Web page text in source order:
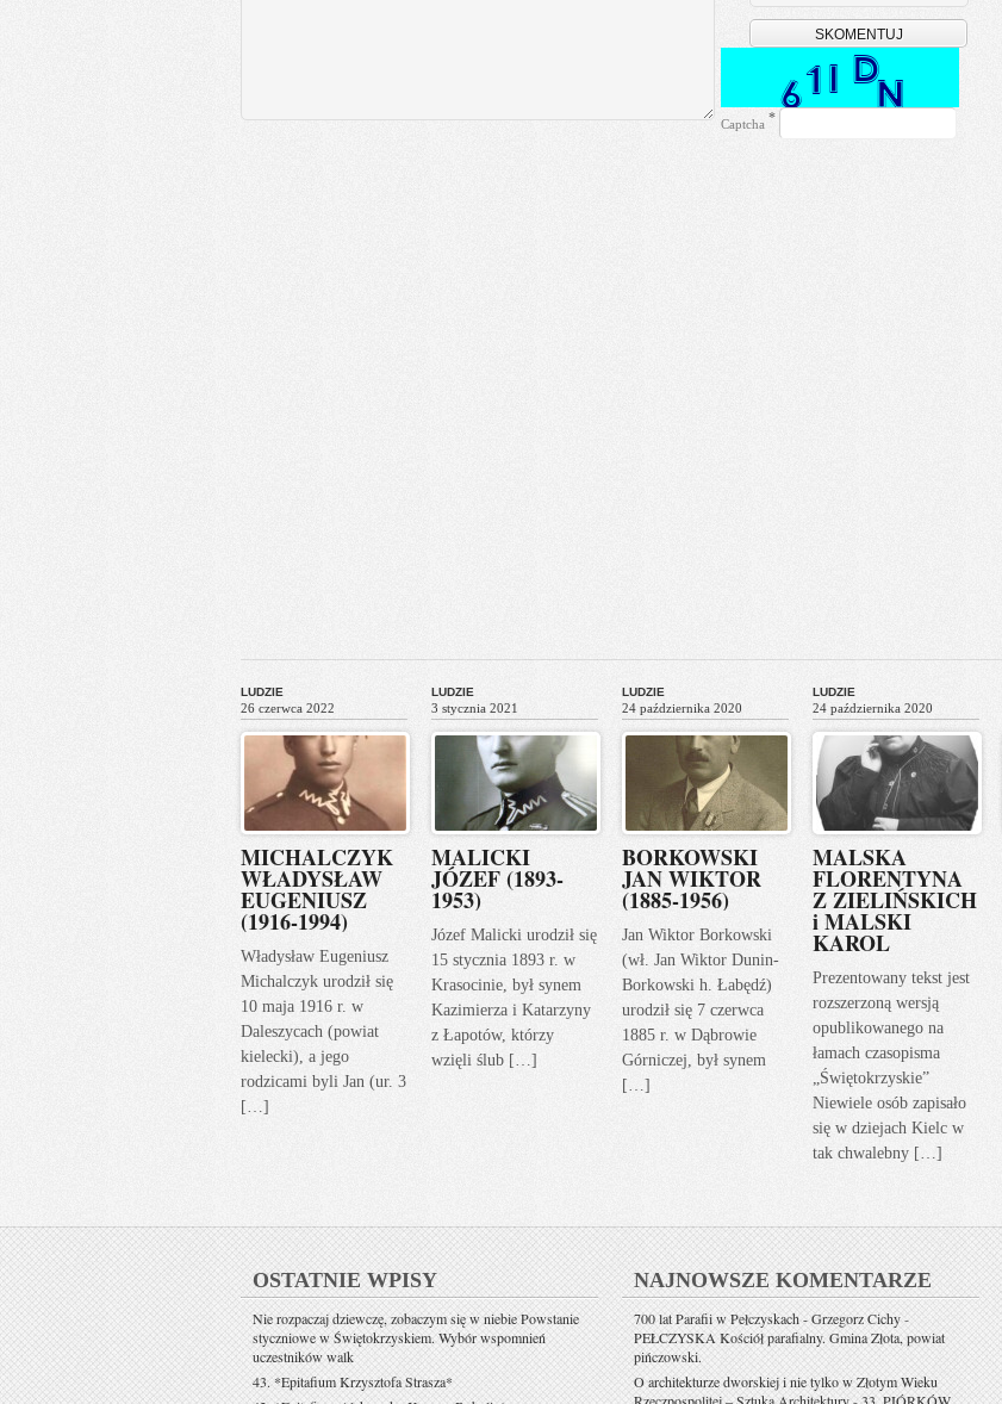
Captcha *
LUDZIE
26 czerwca 2022
MICHALCZYK
WŁADYSŁAW
EUGENIUSZ
(1916-1994)
Władysław Eugeniusz
Michalczyk urodził się
10 maja 1916 r. w
Daleszycach (powiat
kielecki), a jego
rodzicami byli Jan (ur. 3
[…]
LUDZIE
3 stycznia 2021
MALICKI
JÓZEF (1893-
1953)
Józef Malicki urodził się
15 stycznia 1893 r. w
Krasocinie, był synem
Kazimierza i Katarzyny
z Łapotów, którzy
wzięli ślub […]
LUDZIE
24 października 2020
BORKOWSKI
JAN WIKTOR
(1885-1956)
Jan Wiktor Borkowski
(wł. Jan Wiktor Dunin-
Borkowski h. Łabędź)
urodził się 7 czerwca
1885 r. w Dąbrowie
Górniczej, był synem
[…]
LUDZIE
24 października 2020
MALSKA
FLORENTYNA
Z ZIELIŃSKICH
i MALSKI
KAROL
Prezentowany tekst jest
rozszerzoną wersją
opublikowanego na
łamach czasopisma
„Świętokrzyskie”
Niewiele osób zapisało
się w dziejach Kielc w
tak chwalebny […]
OSTATNIE WPISY
Nie rozpaczaj dziewczę, zobaczym się w niebie Powstanie
styczniowe w Świętokrzyskiem. Wybór wspomnień
uczestników walk
43. *Epitafium Krzysztofa Strasza*
NAJNOWSZE KOMENTARZE
700 lat Parafii w Pełczyskach - Grzegorz Cichy-
PEŁCZYSKA Kościół parafialny. Gmina Złota, powiat
pińczowski.
O architekturze dworskiej i nie tylko w Złotym Wieku
Rzeczpospolitej – Sztuka Architektury-33. PIÓRKÓW.